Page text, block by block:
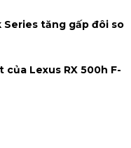
Series tăng gấp đôi so
Lexus RX 500h F-